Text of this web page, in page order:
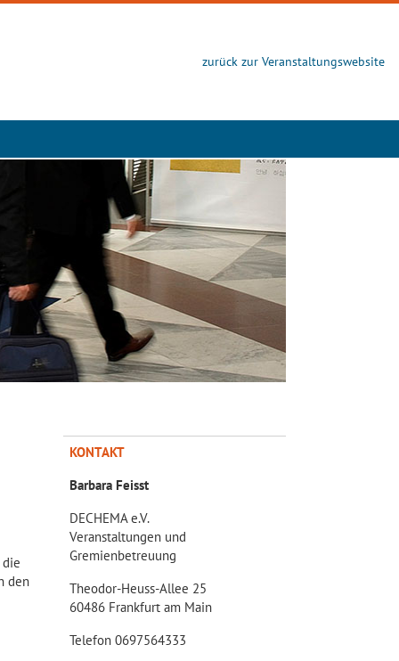
zurück zur Veranstaltungswebsite
die
den
KONTAKT
Barbara Feisst
DECHEMA e.V.
Veranstaltungen und
Gremienbetreuung
Theodor-Heuss-Allee 25
60486 Frankfurt am Main
Telefon 0697564333